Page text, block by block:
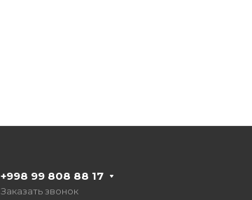
+998 99 808 88 17
Заказать звонок